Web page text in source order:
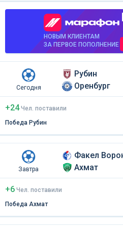
НОВЫМ КЛИЕНТАМ
ЗА ПЕРВОЕ ПОПОЛНЕНИЕ
Сегодня
Рубин
Оренбург
+24 Чел поставили
Победа Рубин
Завтра
Факел
Ахмат
+6 Чел поставили
Победа Ахмат